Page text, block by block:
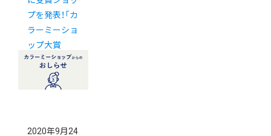
プを発表！「カ
ラーミーショ
ップ大賞
2020」授賞式
を開催します
2020年9月24